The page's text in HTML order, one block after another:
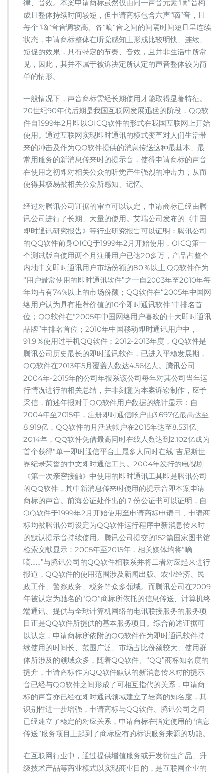
律、音效。本案申请商标虽然仅由同一声音元素“嘀”音构
成且整体持续时间较短，但申请商标包含六声“嘀”音，且
每个“嘀”音音调较高、各“嘀”音之间的间隔时间短且呈连续
状态，申请商标整体在听觉感知上形成比较明快、连续、
短促的效果，具有特定的节奏、音效，且并非生活中所常
见，因此，其并不属于被诉决定所认定的声音整体较为简
单的情形。
一般情况下，声音商标需经长期使用才能取得显著特征。
20世纪90年代后期是我国互联网发展迅猛的阶段，QQ软
件自1999年2月即以OICQ软件的形式在我国互联网上开始
使用。通过互联网实现即时通讯的模式变革对人们生活带
来的冲击及作为QQ软件提供的消息传送这种最基本、最
常用服务的新消息传来时的提示音，使得申请商标的声音
在使用之初即对相关公众的听觉产生强烈的冲击力，从而
使得其极易被相关公众所感知、记忆。
经过对腾讯公司证据的审查可以认定，申请商标已经由腾
讯公司进行了长期、大量的使用。艾瑞公司发布的《中国
即时通讯研究报告》等行业研究报告可以证明：腾讯公司
的QQ软件前身OICQ于1999年2月开始使用，OICQ第一
个测试版自使用两个月注册用户已达20多万，产品占整个
内地中文即时通讯用户市场份额的80％以上;QQ软件作为
“用户最常使用的即时通讯软件”之一自2003年至2010年每
年均占有74%以上的市场份额；QQ软件在“2005年中国网
络用户认为具有推荐价值的10个即时通讯软件”中排名首
位；QQ软件在“2005年中国网络用户喜欢的十大即时通讯
品牌”中排名首位；2010年中国移动即时通讯用户中，
91.9％使用过手机QQ软件；2012-2013年度，QQ软件是
腾讯公司历史最长的即时通讯软件，已进入平稳发展期，
QQ软件在2013年5月覆盖人数达4.56亿人。腾讯公司
2004年-2015年的公司年报系该公司每年对其公司当年运
行情况进行的相关总结，并非刻意为本案诉讼制作，应予
采信，前述年报对于QQ软件用户数据的统计显示：自
2004年至2015年，注册即时通信帐户由3.697亿最高达至
8.919亿，QQ软件的月活跃帐户在2015年达至8.531亿。
2014年，QQ软件凭借最高同时在线人数达到2.102亿成为
首个获得“单一即时通信平台上最多人同时在线”吉尼斯世
界纪录荣誉的中文即时通信工具。2004年发行的电视剧
《第一次亲密接触》中使用的即时通讯工具即是腾讯公司
的QQ软件，其中新消息传来时使用的提示音即本案申请
商标的声音。前海公证处作出的７份公证书可以证明，自
QQ软件于1999年2月开始使用至申请商标申请日，申请商
标均被腾讯公司设定为QQ软件运行程序中新消息传来时
的默认提示音持续使用。腾讯公司提交的152篇国家图书馆
检索文献显示：2005年至2015年，相关媒体均将“嘀
嘀……”与腾讯公司的QQ软件相联系并将二者对应起来进行
报道，QQ软件的使用范围涉及新闻出版、农业经济、民
政工作、警察政务、税务等众多领域。而腾讯公司在2009
年被认定为驰名的“QQ”商标所依托的信息传送、计算机终
端通讯、提供与全球计算机网络的电讯联接服务的服务项
目正是QQ软件所提供的基本服务项目。综合前述证据可
以认定，申请商标所依附的QQ软件作为即时通讯软件持
续使用的时间长、范围广泛、市场占比份额较大、使用群
体所涉及的领域众多，随着QQ软件、“QQ”商标知名度的
提升，申请商标作为QQ软件默认的新消息传来时的提示
音已经与QQ软件之间形成了可相互指代的关系，申请商
标的声音亦已经在即时通讯领域建立了较高的知名度，其
识别性进一步增强，申请商标与QQ软件、腾讯公司之间
已经建立了稳定的对应关系，申请商标在指定使用的“信息
传送”服务项目上起到了商标应有的标识服务来源的功能。
在互联网行业中，通过提供增值服务或开发衍生产品、升
级技术产品等商业模式以实现商业目的，是互联网企业的